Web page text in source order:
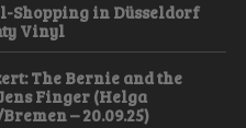
Shopping in Düsseldorf
Vinyl
The Bernie and the
Finger (Helga
– 20.09.25)